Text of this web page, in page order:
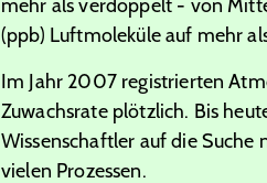
mehr als verdoppelt - von
(ppb) Luftmoleküle auf mehr
Im Jahr 2007registrierten
Zuwachsrate plötzlich. Bis
Wissenschaftler auf die
vielen Prozessen.